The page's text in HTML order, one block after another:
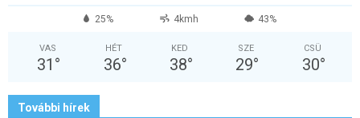
25% 4kmh 43%
VAS
31 °
HÉT
36°
KED
38°
SZE
29°
CSÜ
30°
További hírek